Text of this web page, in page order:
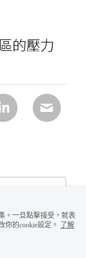
的壓力
。一旦點擊接受，就表
的cookie設定。
了解